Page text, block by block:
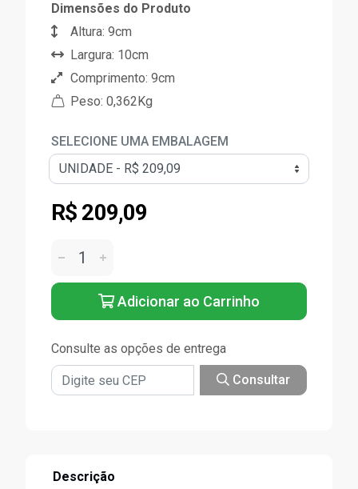
Dimensões do Produto
Altura: 9cm
Largura: 10cm
Comprimento: 9cm
Peso: 0,362Kg
SELECIONE UMA EMBALAGEM
R$ 209,09
Adicionar ao Carrinho
Consulte as opções de entrega
Consultar
Descrição